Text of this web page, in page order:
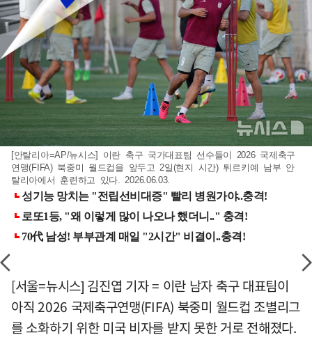
[안탈리아=AP/뉴시스] 이란 축구 국가대표팀 선수들이 2026 국제축구
연맹(FIFA) 북중미 월드컵을 앞두고 2일(현지 시간) 튀르키예 남부 안
탈리아에서 훈련하고 있다. 2026.06.03.
[서울=뉴시스] 김진엽 기자 = 이란 남자 축구 대표팀이
아직 2026 국제축구연맹(FIFA) 북중미 월드컵 조별리그
를 소화하기 위한 미국 비자를 받지 못한 거로 전해졌다.